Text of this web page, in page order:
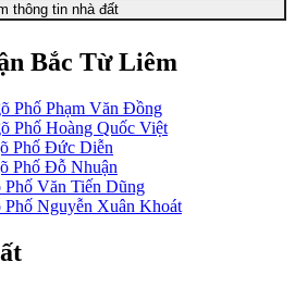
thông tin nhà đất
Bắc Từ Liêm
Phố Phạm Văn Đồng
Phố Hoàng Quốc Việt
Phố Đức Diễn
Phố Đỗ Nhuận
Phố Văn Tiến Dũng
Phố Nguyễn Xuân Khoát